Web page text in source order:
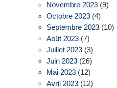
Novembre 2023 (9)
Octobre 2023 (4)
Septembre 2023 (10)
Août 2023 (7)
Juillet 2023 (3)
Juin 2023 (26)
Mai 2023 (12)
Avril 2023 (12)